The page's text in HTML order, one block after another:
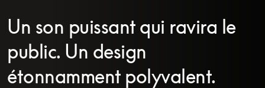
Un son puissant qui ravira le
public. Un design
étonnamment polyvalent.